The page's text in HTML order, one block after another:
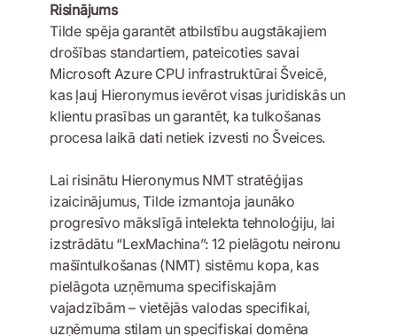
Risinājums
Tilde spēja garantēt atbilstību augstākajiem
drošības standartiem, pateicoties savai
Microsoft Azure CPU infrastruktūrai Šveicē,
kas ļauj Hieronymus ievērot visas juridiskās un
klientu prasības un garantēt, ka tulkošanas
procesa laikā dati netiek izvesti no Šveices.
Lai risinātu Hieronymus NMT stratēģijas
izaicinājumus, Tilde izmantoja jaunāko
progresīvo mākslīgā intelekta tehnoloģiju, lai
izstrādātu “LexMachina”: 12 pielāgotu neironu
mašīntulkošanas (NMT) sistēmu kopa, kas
pielāgota uzņēmuma specifiskajām
vajadzībām – vietējās valodas specifikai,
uzņēmuma stilam un specifiskai domēna